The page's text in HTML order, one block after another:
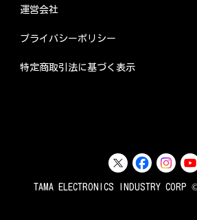
運営会社
プライバシーポリシー
特定商取引法に基づく表示
TAMA ELECTRONICS INDUSTRY